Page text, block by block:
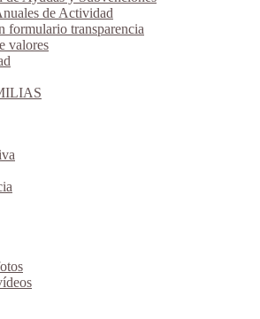
de Actividad
formulario transparencia
valores